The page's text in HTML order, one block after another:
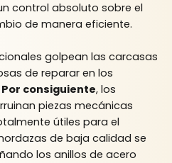
control absoluto sobre el
de manera eficiente.
golpean las carcasas
de reparar en los
Por consiguiente, los
piezas mecánicas
útiles para el
de baja calidad se
los anillos de acero